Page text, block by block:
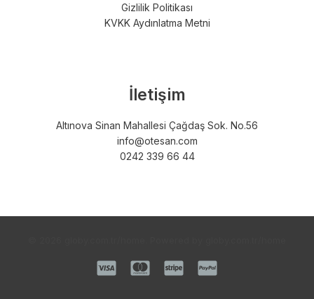
Gizlilik Politikası
KVKK Aydınlatma Metni
İletişim
Altınova Sinan Mahallesi Çağdaş Sok. No.56
info@otesan.com
0242 339 66 44